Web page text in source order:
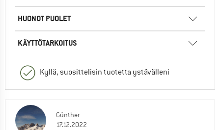
HUONOT PUOLET
KÄYTTÖTARKOITUS
Kyllä, suosittelisin tuotetta ystävälleni
Günther
17.12.2022